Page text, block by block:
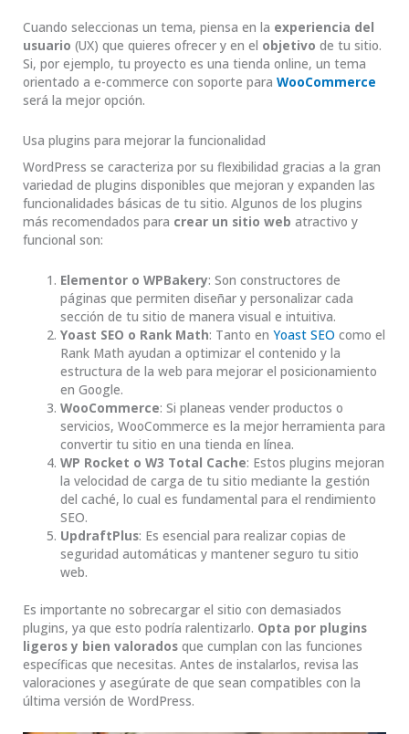
Cuando seleccionas un tema, piensa en la experiencia del
usuario (UX) que quieres ofrecer y en el objetivo de tu sitio.
Si, por ejemplo, tu proyecto es una tienda online, un tema
orientado a e-commerce con soporte para WooCommerce
será la mejor opción.
Usa plugins para mejorar la funcionalidad
WordPress se caracteriza por su flexibilidad gracias a la gran
variedad de plugins disponibles que mejoran y expanden las
funcionalidades básicas de tu sitio. Algunos de los plugins
más recomendados para crear un sitio web atractivo y
funcional son:
Elementor o WPBakery: Son constructores de
páginas que permiten diseñar y personalizar cada
sección de tu sitio de manera visual e intuitiva.
Yoast SEO o Rank Math: Tanto enYoast SEO como el
Rank Math ayudan a optimizar el contenido y la
estructura de la web para mejorar el posicionamiento
en Google.
WooCommerce: Si planeas vender productos o
servicios, WooCommerce es la mejor herramienta para
convertir tu sitio en una tienda en línea.
WP Rocket o W3 Total Cache: Estos plugins mejoran
la velocidad de carga de tu sitio mediante la gestión
del caché, lo cual es fundamental para el rendimiento
SEO.
UpdraftPlus: Es esencial para realizar copias de
seguridad automáticas y mantener seguro tu sitio
web.
Es importante no sobrecargar el sitio con demasiados
plugins, ya que esto podría ralentizarlo. Opta por plugins
ligeros y bien valorados que cumplan con las funciones
específicas que necesitas. Antes de instalarlos, revisa las
valoraciones y asegúrate de que sean compatibles con la
última versión de WordPress.